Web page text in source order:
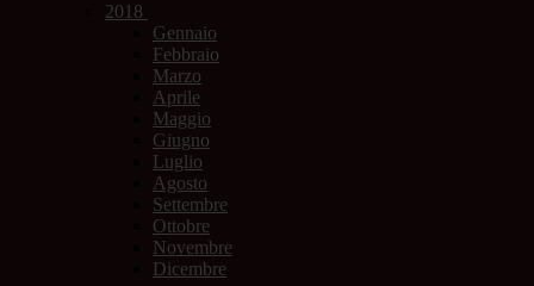
2018
Gennaio
Febbraio
Marzo
Aprile
Maggio
Giugno
Luglio
Agosto
Settembre
Ottobre
Novembre
Dicembre